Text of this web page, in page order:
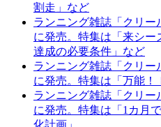
割走」など
ランニング雑誌「クリー
に発売。特集は「来シー
達成の必要条件」など
ランニング雑誌「クリー
に発売。特集は「万能！
ランニング雑誌「クリー
に発売。特集は「1カ月
化計画」